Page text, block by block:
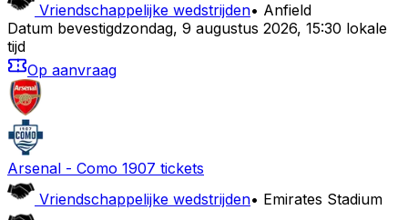
Vriendschappelijke wedstrijden• Anfield
Datum bevestigdzondag, 9 augustus 2026, 15:30 lokale
tijd
Op aanvraag
Arsenal - Como 1907 tickets
Vriendschappelijke wedstrijden• Emirates Stadium